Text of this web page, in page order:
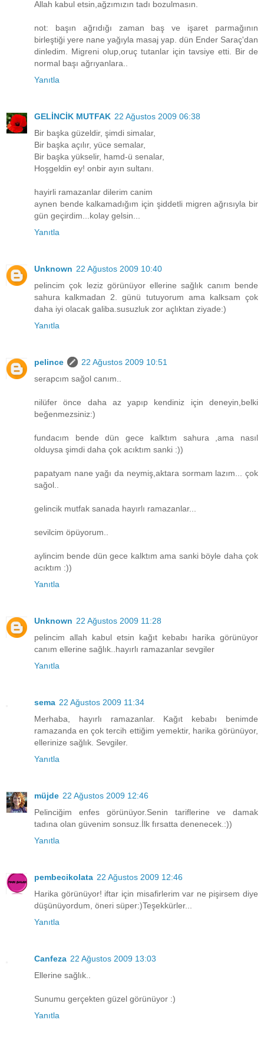
Allah kabul etsin,ağzımızın tadı bozulmasın.
not: başın ağrıdığı zaman baş ve işaret parmağının
birleştiği yere nane yağıyla masaj yap. dün Ender Saraç'dan
dinledim. Migreni olup,oruç tutanlar için tavsiye etti. Bir de
normal başı ağrıyanlara..
Yanıtla
GELİNCİK MUTFAK 22 Ağustos 2009 06:38
Bir başka güzeldir, şimdi simalar,
Bir başka açılır, yüce semalar,
Bir başka yükselir, hamd-ü senalar,
Hoşgeldin ey! onbir ayın sultanı.
hayirli ramazanlar dilerim canim
aynen bende kalkamadığım için şiddetli migren ağrısıyla bir
gün geçirdim...kolay gelsin...
Yanıtla
Unknown 22 Ağustos 2009 10:40
pelincim çok leziz görünüyor ellerine sağlık canım bende
sahura kalkmadan 2. günü tutuyorum ama kalksam çok
daha iyi olacak galiba.susuzluk zor açlıktan ziyade:)
Yanıtla
pelince
22 Ağustos 2009 10:51
serapcım sağol canım..
nilüfer önce daha az yapıp kendiniz için deneyin,belki
beğenmezsiniz:)
fundacım bende dün gece kalktım sahura ,ama nasıl
olduysa şimdi daha çok acıktım sanki :))
papatyam nane yağı da neymiş,aktara sormam lazım... çok
sağol..
gelincik mutfak sanada hayırlı ramazanlar...
sevilcim öpüyorum..
aylincim bende dün gece kalktım ama sanki böyle daha çok
acıktım :))
Yanıtla
Unknown 22 Ağustos 2009 11:28
pelincim allah kabul etsin kağıt kebabı harika görünüyor
canım ellerine sağlık..hayırlı ramazanlar sevgiler
Yanıtla
sema 22 Ağustos 2009 11:34
Merhaba, hayırlı ramazanlar. Kağıt kebabı benimde
ramazanda en çok tercih ettiğim yemektir, harika görünüyor,
ellerinize sağlık. Sevgiler.
Yanıtla
müjde 22 Ağustos 2009 12:46
Pelinciğim enfes görünüyor.Senin tariflerine ve damak
tadına olan güvenim sonsuz.İlk fırsatta denenecek.:))
Yanıtla
pembecikolata 22 Ağustos 2009 12:46
Harika görünüyor! iftar için misafirlerim var ne pişirsem diye
düşünüyordum, öneri süper:)Teşekkürler...
Yanıtla
Canfeza 22 Ağustos 2009 13:03
Ellerine sağlık..
Sunumu gerçekten güzel görünüyor :)
Yanıtla